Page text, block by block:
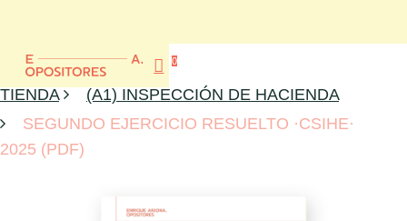
main
content
account
0
TIENDA
(A1) INSPECCIÓN DE HACIENDA
SEGUNDO EJERCICIO RESUELTO ·CSIHE·
2025 (PDF)